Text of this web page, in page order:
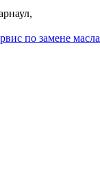
по замене масла